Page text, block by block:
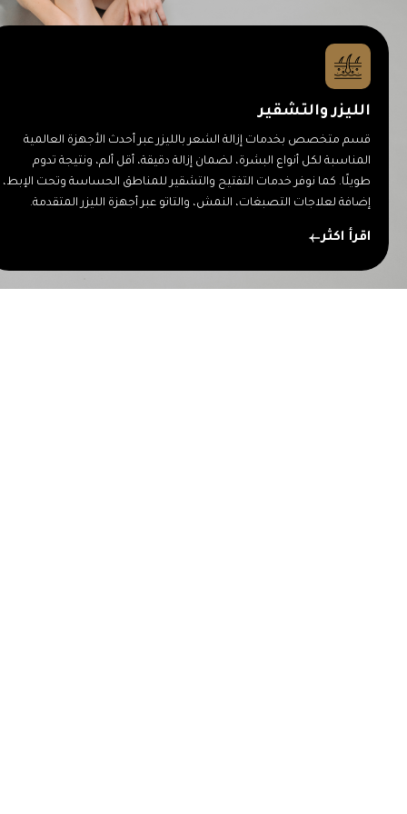
Digital Marketing Design
We're a full-service design agency specializing in branding, web
design, and creative strategies that elevate businesses.
3D Designs
We're a full-service design agency specializing in branding, web
design, and creative strategies that elevate businesses.
الليزر والتشقير
قسم متخصص بخدمات إزالة الشعر بالليزر عبر أحدث الأجهزة العالمية
المناسبة لكل أنواع البشرة، لضمان إزالة دقيقة، أقل ألم، ونتيجة تدوم
طويلًا. كما نوفر خدمات التفتيح والتشقير للمناطق الحساسة وتحت الإبط،
إضافة لعلاجات التصبغات، النمش، والتاتو عبر أجهزة الليزر المتقدمة.
اقرأ اكثر